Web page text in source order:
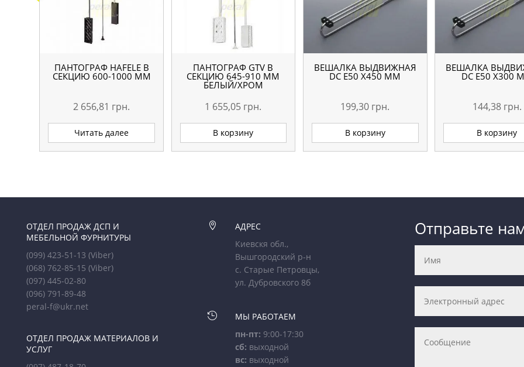
ПАНТОГРАФ HAFELE В
СЕКЦИЮ 600-1000 ММ
2 656,81 грн.
Читать далее
ПАНТОГРАФ GTV В
СЕКЦИЮ 645-910 ММ
БЕЛЫЙ/ХРОМ
1 655,05 грн.
В корзину
ВЕШАЛКА ВЫДВИЖНАЯ
DC E50 X450 ММ
199,30 грн.
В корзину
ВЕШАЛКА
DC E50 X300
144,38 грн.
В корзину
ОТДЕЛ ПРОДАЖ ДСП И
МЕБЕЛЬНОЙ ФУРНИТУРЫ
(099) 423-51-13(Viber)
(068) 762-85-15(Viber)
(097) 445-02-80
(096) 791-89-48
peral-f@ukr.net
ОТДЕЛ ПРОДАЖ МАТЕРИАЛОВ И
УСЛУГ

АДРЕС
Киевскя обл.,
Вышгородский р-н
с. Старые Петровцы,
ул. Дубровского 8б

МЫ РАБОТАЕМ
пн-пт: 9:00-17:30
сб: выходной
вс: выходной
Отправьте